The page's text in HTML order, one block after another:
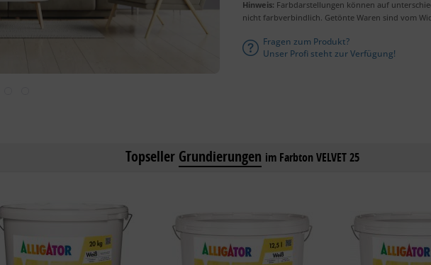
Hinweis: Farbdarstellungen können auf
nicht farbverbindlich. Getönte Waren sind vom
Fragen zum Produkt?
Unser Profi steht zur Verfügung!
Topseller Grundierungen im Farbton VELVET 25